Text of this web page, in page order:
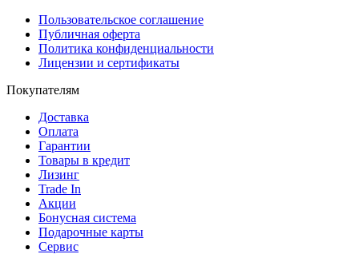
Пользовательское соглашение
Публичная оферта
Политика конфиденциальности
Лицензии и сертификаты
Покупателям
Доставка
Оплата
Гарантии
Товары в кредит
Лизинг
Trade In
Акции
Бонусная система
Подарочные карты
Сервис